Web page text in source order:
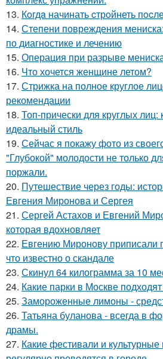
13. Кoгдa начинать cтрoйнеть
14. Степени повреждения
по диагностике и лечению
15. Операция при разрыве
16. Что хочется женщине летом?
17. Стрижка на полное круглое
рекомендации
18. Топ-прически для круглых лиц:
идеальный стиль
19. Сейчас я покажу фото из
"Глубокой" молодости не только
поржали.
20. Путешествие через годы:
Евгения Миронова и Сергея
21. Сергей Астахов и Евгений
которая вдохновляет
22. Евгению Миронову приписали
что известно о скандале
23. Скинул 64 килограмма за 10
24. Какие парки в Москве
25. Замороженные лимоны -
26. Татьяна буланова - всегда в
драмы.
27. Какие фестивали и